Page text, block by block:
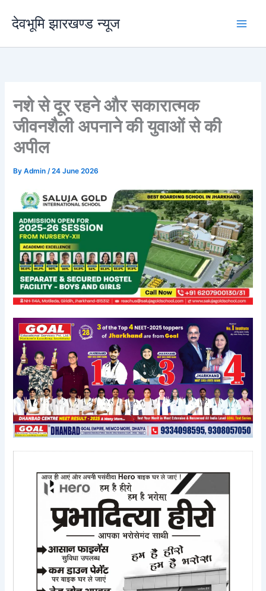
content
देवभूमि झारखण्ड न्यूज
नशे से दूर रहने और सकारात्मक
जीवनशैली अपनाने की युवाओं से की‌
अपील
ByAdmin/24 June 2026